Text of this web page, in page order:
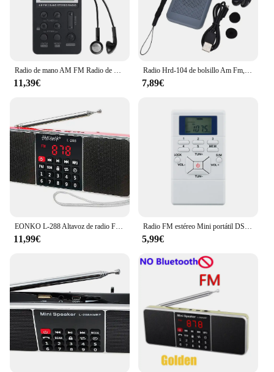
performance. With its compact size and lightweight
design, this headset is a perfect addition to any
lifestyle, whether you're at home, at the gym, or on
the go.
Radio de mano AM FM Radio de bolsillo con batería portátil de doble banda Camping Mini receptor de Radio con auricular de alta fidelidad LCD Digital
11,39€
Radio Hrd-104 de bolsillo Am Fm, pantalla LCD Digital de radiofrecuencia, recargable, Mini Radio estéreo con altavoz controlador
7,89€
EONKO L-288 Altavoz de radio FM estéreo Supergraves con botón de bloqueo auxiliar USB TF batería recargable
11,99€
Radio FM estéreo Mini portátil DSP, receptor de reloj Digital para Cet-4 y CET-6, prueba de escucha en inglés, Conferencia
5,99€